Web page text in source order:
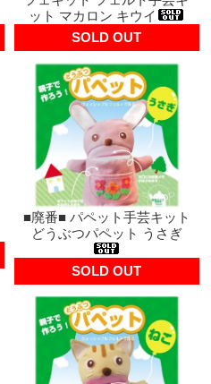
ット マカロン キウイ
SOLD OUT
■廃番■ パペット手芸キット
どうぶつパペット うさぎ
SOLD OUT